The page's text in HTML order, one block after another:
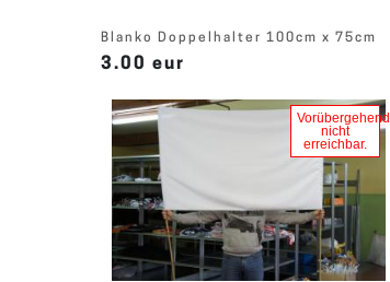
Blanko Doppelhalter 100cm x 75cm
3.00 eur
Vorübergehend
nicht
erreichbar.